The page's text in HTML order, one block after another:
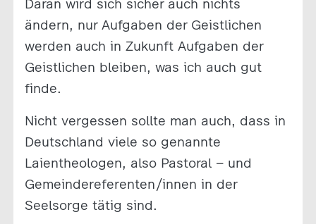
Daran wird sich sicher auch nichts
ändern, nur Aufgaben der Geistlichen
werden auch in Zukunft Aufgaben der
Geistlichen bleiben, was ich auch gut
finde.
Nicht vergessen sollte man auch, dass in
Deutschland viele so genannte
Laientheologen, also Pastoral – und
Gemeindereferenten/innen in der
Seelsorge tätig sind.